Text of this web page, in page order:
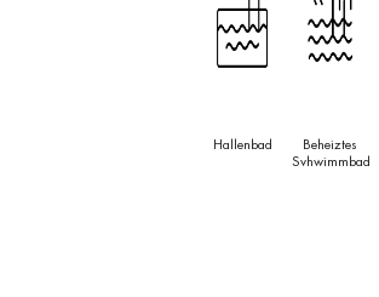
Hallenbad
Beheiztes
Svhwimmbad